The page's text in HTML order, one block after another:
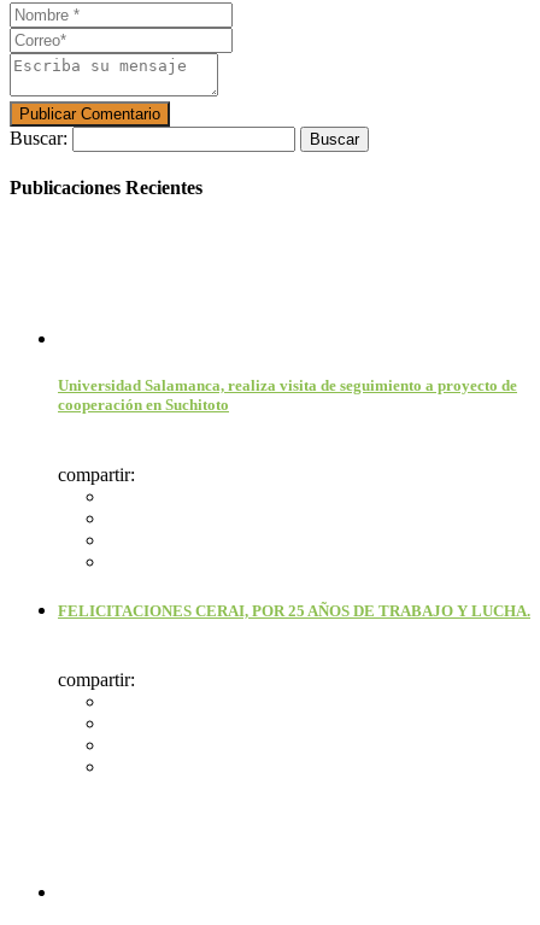
Buscar:
Publicaciones Recientes
Universidad Salamanca, realiza visita de seguimiento a proyecto de
cooperación en Suchitoto
compartir:
FELICITACIONES CERAI, POR 25 AÑOS DE TRABAJO Y LUCHA.
compartir: